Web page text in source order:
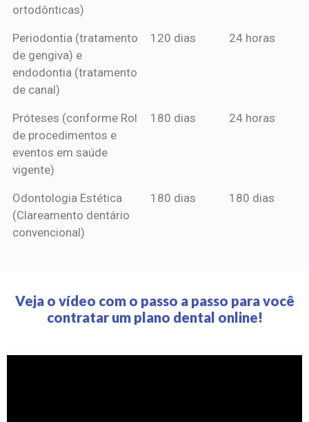
ortodônticas)
Periodontia (tratamento
de gengiva) e
endodontia (tratamento
de canal)
120 dias 24 horas
Próteses (conforme Rol
de procedimentos e
eventos em saúde
vigente)
180 dias 24 horas
Odontologia Estética
(Clareamento dentário
convencional)
180 dias 180 dias
Veja o vídeo com o passo a passo para você
contratar um plano dental online!